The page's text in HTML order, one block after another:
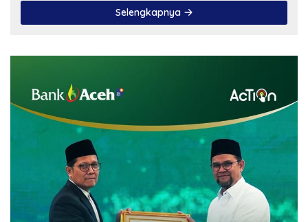
Selengkapnya